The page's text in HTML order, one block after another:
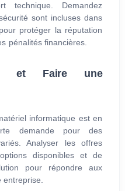
technique. Demandez
sont incluses dans
protéger la réputation
pénalités financières.
et Faire une
informatique est en
demande pour des
Analyser les offres
disponibles et de
pour répondre aux